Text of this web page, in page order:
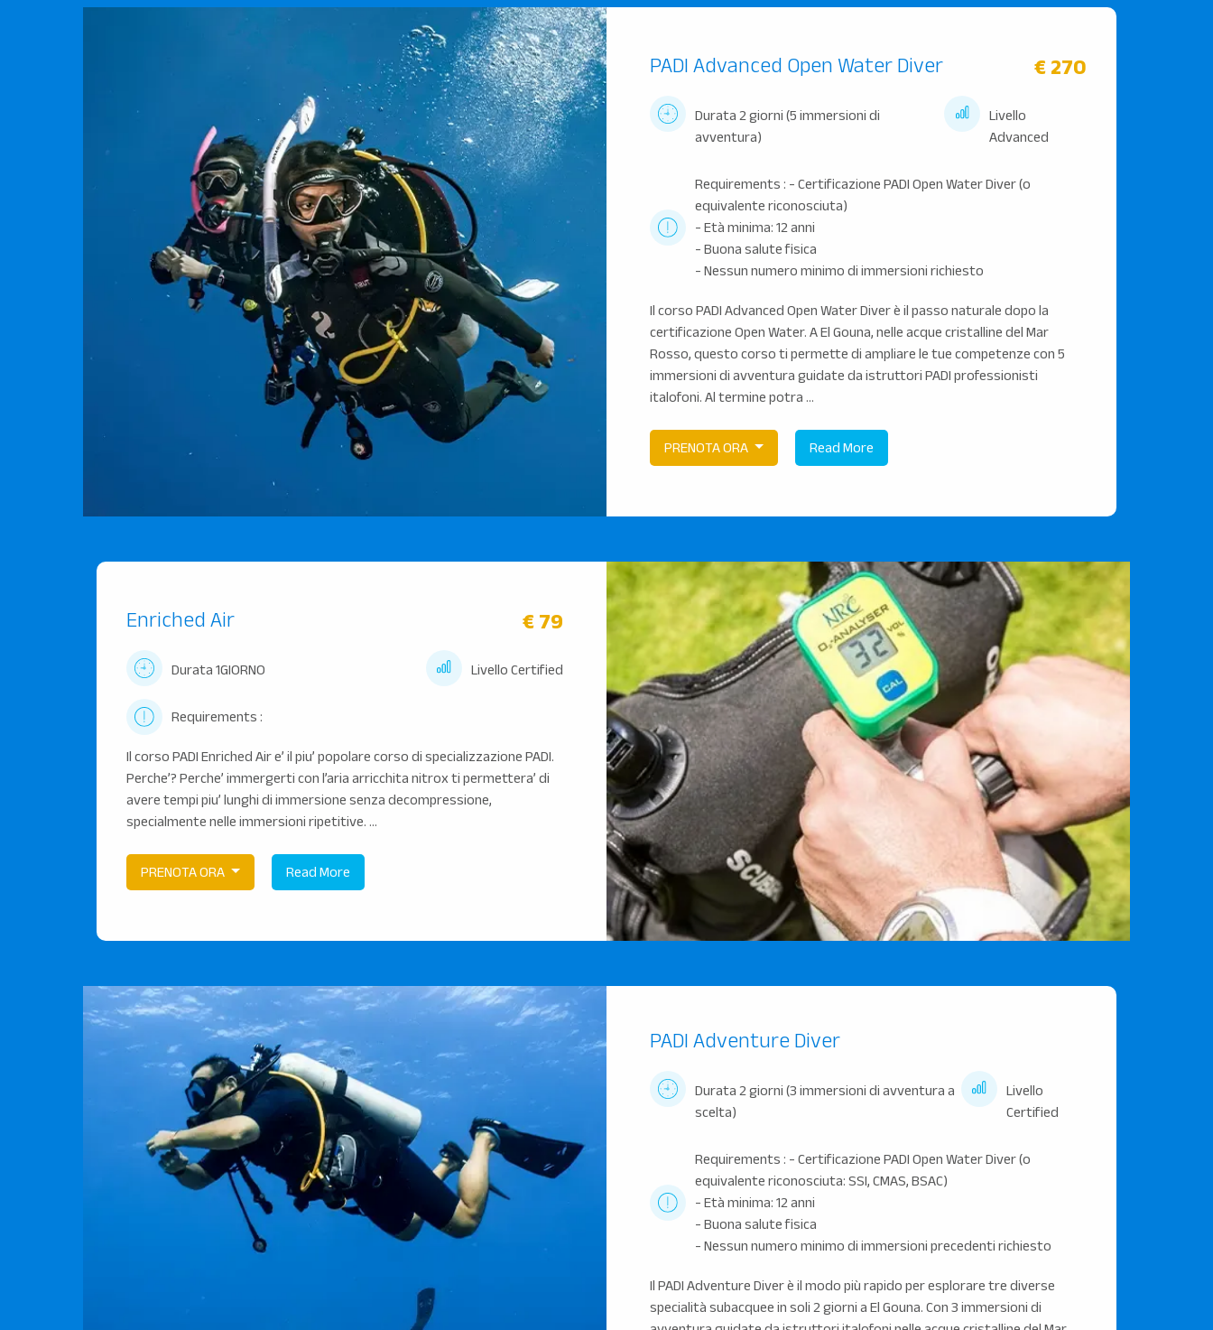
PADI Advanced Open Water Diver € 270
Durata 2 giorni (5 immersioni di
avventura)
Livello
Advanced
Requirements : - Certificazione PADI Open Water Diver (o
equivalente riconosciuta)
- Età minima: 12 anni
- Buona salute fisica
- Nessun numero minimo di immersioni richiesto
Il corso PADI Advanced Open Water Diver è il passo naturale dopo la
certificazione Open Water. A El Gouna, nelle acque cristalline del Mar
Rosso, questo corso ti permette di ampliare le tue competenze con 5
immersioni di avventura guidate da istruttori PADI professionisti
italofoni. Al termine potra ...
PRENOTA ORA Read More
Enriched Air € 79
Durata 1GIORNO Livello Certified
Requirements :
Il corso PADI Enriched Air e’ il piu’ popolare corso di specializzazione PADI.
Perche’? Perche’ immergerti con l’aria arricchita nitrox ti permettera’ di
avere tempi piu’ lunghi di immersione senza decompressione,
specialmente nelle immersioni ripetitive. ...
PRENOTA ORA Read More
PADI Adventure Diver
Durata 2 giorni (3 immersioni di avventura a
scelta)
Livello
Certified
Requirements : - Certificazione PADI Open Water Diver (o
equivalente riconosciuta: SSI, CMAS, BSAC)
- Età minima: 12 anni
- Buona salute fisica
- Nessun numero minimo di immersioni precedenti richiesto
Il PADI Adventure Diver è il modo più rapido per esplorare tre diverse
specialità subacquee in soli 2 giorni a El Gouna. Con 3 immersioni di